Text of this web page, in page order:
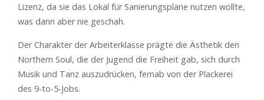
Lizenz, da sie das Lokal für Sanierungspläne nutzen wollte,
was dann aber nie geschah.
Der Charakter der Arbeiterklasse prägte die Ästhetik den
Northern Soul, die der Jugend die Freiheit gab, sich durch
Musik und Tanz auszudrücken, fernab von der Plackerei
des 9-to-5-Jobs.